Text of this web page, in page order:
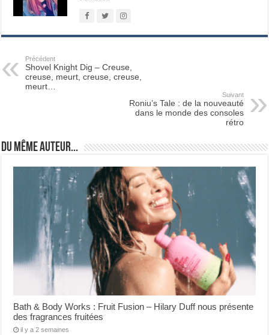
Précédent
Shovel Knight Dig – Creuse,
creuse, meurt, creuse, creuse,
meurt…
Suivant
Roniu’s Tale : de la nouveauté
dans le monde des consoles
rétro
Du même auteur...
Bath & Body Works : Fruit Fusion – Hilary Duff nous présente
des fragrances fruitées
il y a 2 semaines